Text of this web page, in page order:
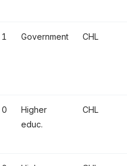
1 Government CHL
0
Higher
educ.
CHL